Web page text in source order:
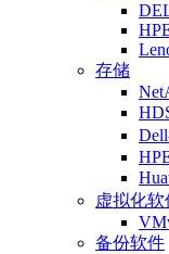
存储
虚拟化软
备份软件